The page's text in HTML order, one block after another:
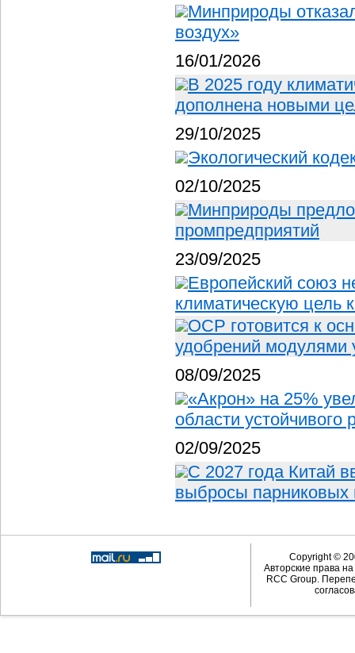
Минприроды
воздух»
16/01/2026
В 2025 году
дополнена новыми
29/10/2025
Экологический
02/10/2025
Минприроды
промпредприятий
23/09/2025
Европейский союз
климатическую цель
OCP готовится к
удобрений модулями
08/09/2025
«Акрон» на 25%
области устойчивого
02/09/2025
С 2027 года Китай
выбросы парниковых
Copyright ©
Авторские права
RCC Group.